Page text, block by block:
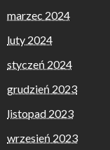
marzec 2024
luty 2024
styczeń 2024
grudzień 2023
listopad 2023
wrzesień 2023